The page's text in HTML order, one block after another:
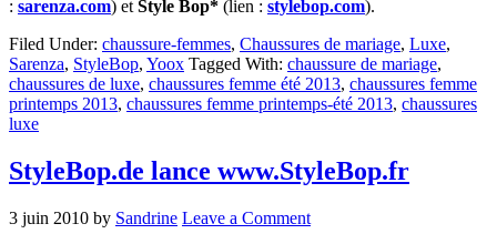
: sarenza.com) et Style Bop* (lien : stylebop.com).
Filed Under: chaussure-femmes, Chaussures de mariage, Luxe,
Sarenza, StyleBop, Yoox Tagged With: chaussure de mariage,
chaussures de luxe, chaussures femme été 2013, chaussures femme
printemps 2013, chaussures femme printemps-été 2013, chaussures
luxe
StyleBop.de lance www.StyleBop.fr
3 juin 2010 by Sandrine Leave a Comment